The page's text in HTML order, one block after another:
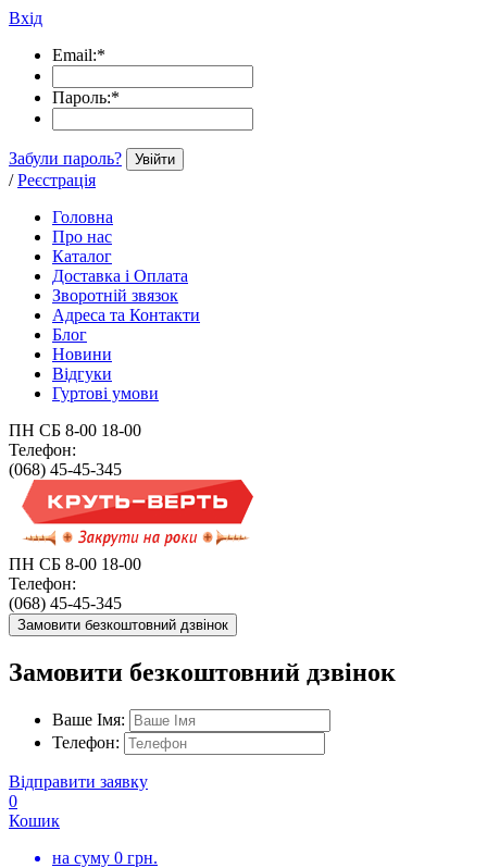
Вхід
Email:*
Пароль:*
Забули пароль? Увійти
/ Реєстрація
Головна
Про нас
Каталог
Доставка і Оплата
Зворотній звязок
Адреса та Контакти
Блог
Новини
Відгуки
Гуртові умови
ПН СБ 8-00 18-00
Телефон:
(068) 45-45-345
ПН СБ 8-00 18-00
Телефон:
(068) 45-45-345
Замовити безкоштовний дзвінок
Замовити безкоштовний дзвінок
Ваше Імя:
Телефон:
Відправити заявку
0
Кошик
на суму 0 грн.